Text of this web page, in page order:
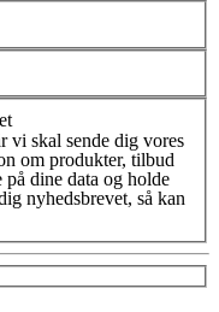
vi skal sende dig vores
om produkter, tilbud
dine data og holde
nyhedsbrevet, så kan